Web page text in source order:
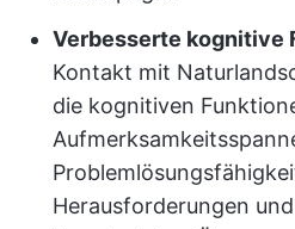
Verbesserte kognitive
Kontakt mit
die kognitiven
Herausforderungen